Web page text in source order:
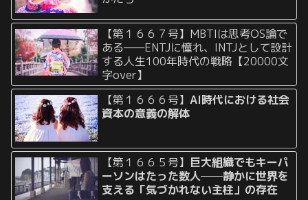
【第１６６７号】MBTIは思考OS論で
ある——ENTJに憧れ、INTJとして設計
する人生100年時代の戦略【20000文
字over】
【第１６６６号】AI時代における社会
資本の意義の解体
【第１６６５号】 巨大組織でもキーパ
ーソンはたった数人──静かに世界を
支える「気づかれない主柱」の存在